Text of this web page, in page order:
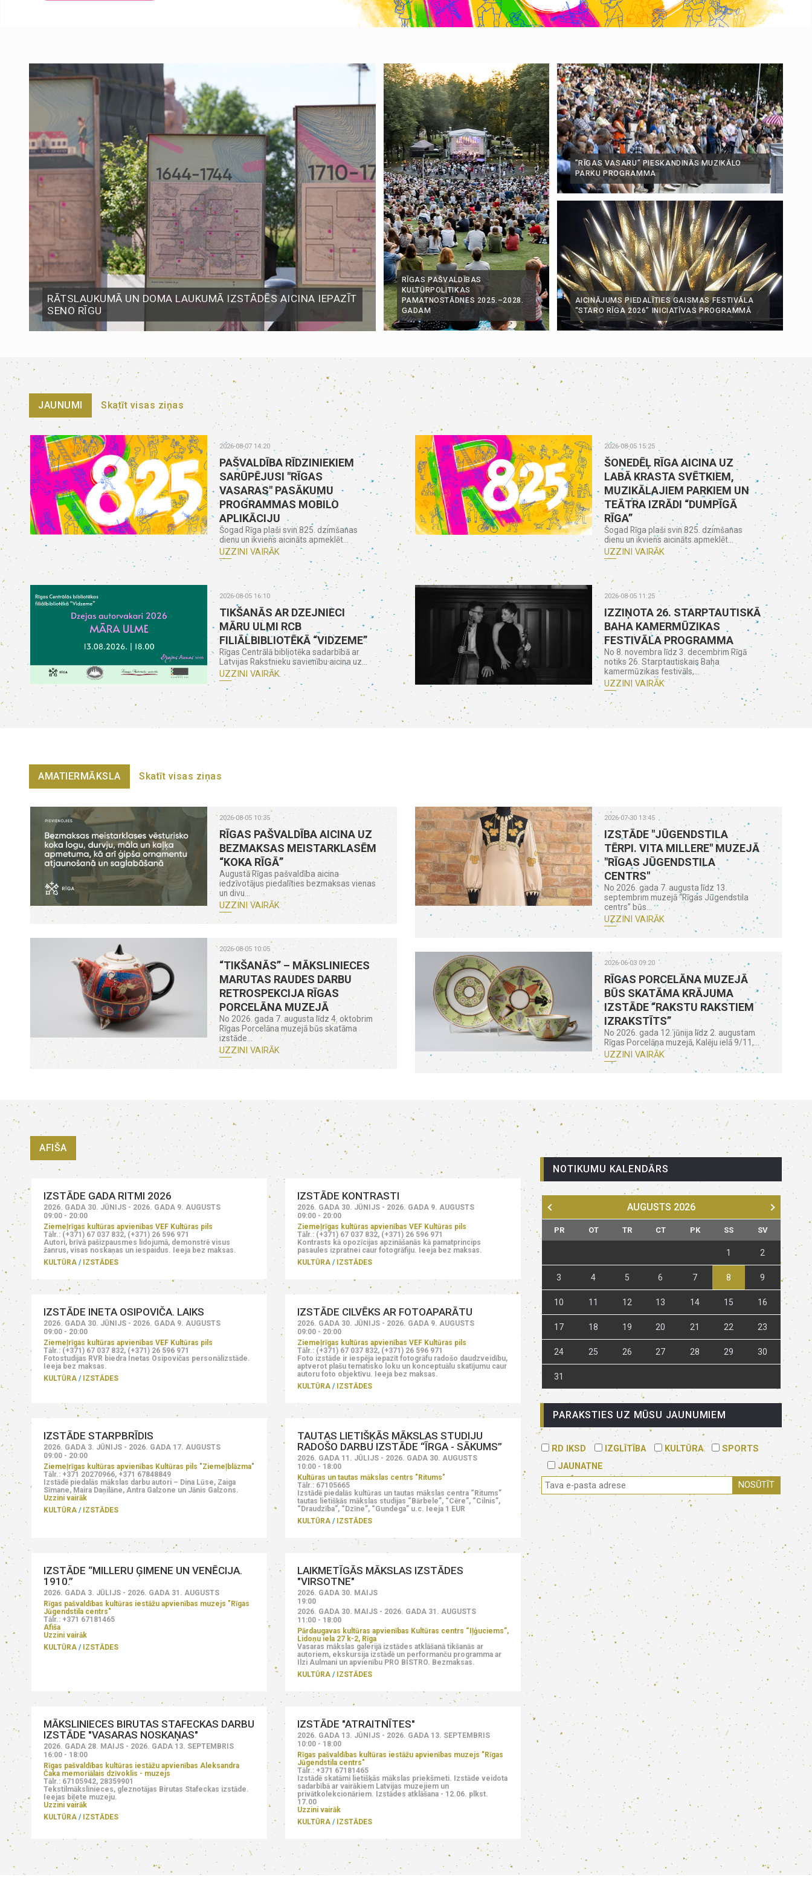
RĀTSLAUKUMĀ UN DOMA LAUKUMĀ IZSTĀDĒS AICINA IEPAZĪT
SENO RĪGU
RĪGAS PAŠVALDĪBAS
KULTŪRPOLITIKAS
PAMATNOSTĀDNES 2025.–2028.
GADAM
”RĪGAS VASARU” PIESKANDINĀS MUZIKĀLO
PARKU PROGRAMMA
AICINĀJUMS PIEDALĪTIES GAISMAS FESTIVĀLA
“STARO RĪGA 2026” INICIATĪVAS PROGRAMMĀ
JAUNUMI Skatīt visas ziņas
2026-08-07 14:20
PAŠVALDĪBA RĪDZINIEKIEM
SARŪPĒJUSI "RĪGAS
VASARAS" PASĀKUMU
PROGRAMMAS MOBILO
APLIKĀCIJU
Šogad Rīga plaši svin 825. dzimšanas
dienu un ikviens aicināts apmeklēt...
UZZINI VAIRĀK
2026-08-05 16:10
TIKŠANĀS AR DZEJNIECI
MĀRU ULMI RCB
FILIĀLBIBLIOTĒKĀ “VIDZEME”
Rīgas Centrālā bibliotēka sadarbībā ar
Latvijas Rakstnieku savienību aicina uz...
UZZINI VAIRĀK
2026-08-05 15:25
ŠONEDĒĻ RĪGA AICINA UZ
LABĀ KRASTA SVĒTKIEM,
MUZIKĀLAJIEM PARKIEM UN
TEĀTRA IZRĀDI “DUMPĪGĀ
RĪGA”
Šogad Rīga plaši svin 825. dzimšanas
dienu un ikviens aicināts apmeklēt...
UZZINI VAIRĀK
2026-08-05 11:25
IZZIŅOTA 26. STARPTAUTISKĀ
BAHA KAMERMŪZIKAS
FESTIVĀLA PROGRAMMA
No 8. novembra līdz 3. decembrim Rīgā
notiks 26. Starptautiskais Baha
kamermūzikas festivāls,...
UZZINI VAIRĀK
AMATIERMĀKSLA Skatīt visas ziņas
2026-08-05 10:35
RĪGAS PAŠVALDĪBA AICINA UZ
BEZMAKSAS MEISTARKLASĒM
“KOKA RĪGĀ”
Augustā Rīgas pašvaldība aicina
iedzīvotājus piedalīties bezmaksas vienas
un divu...
UZZINI VAIRĀK
2026-08-05 10:05
“TIKŠANĀS” – MĀKSLINIECES
MARUTAS RAUDES DARBU
RETROSPEKCIJA RĪGAS
PORCELĀNA MUZEJĀ
No 2026. gada 7. augusta līdz 4. oktobrim
Rīgas Porcelāna muzejā būs skatāma
izstāde...
UZZINI VAIRĀK
2026-07-30 13:45
IZSTĀDE "JŪGENDSTILA
TĒRPI. VITA MILLERE" MUZEJĀ
"RĪGAS JŪGENDSTILA
CENTRS"
No 2026. gada 7. augusta līdz 13.
septembrim muzejā “Rīgas Jūgendstila
centrs” būs...
UZZINI VAIRĀK
2026-06-03 09:20
RĪGAS PORCELĀNA MUZEJĀ
BŪS SKATĀMA KRĀJUMA
IZSTĀDE “RAKSTU RAKSTIEM
IZRAKSTĪTS”
No 2026. gada 12. jūnija līdz 2. augustam
Rīgas Porcelāna muzejā, Kalēju ielā 9/11,...
UZZINI VAIRĀK
AFIŠA
IZSTĀDE GADA RITMI 2026
2026. GADA 30. JŪNIJS - 2026. GADA 9. AUGUSTS
09:00 - 20:00
Ziemeļrīgas kultūras apvienības VEF Kultūras pils
Tālr.: (+371) 67 037 832, (+371) 26 596 971
Autori, brīvā pašizpausmes lidojumā, demonstrē visus
žanrus, visas noskaņas un iespaidus. Ieeja bez maksas.
KULTŪRA
IZSTĀDES
IZSTĀDE KONTRASTI
2026. GADA 30. JŪNIJS - 2026. GADA 9. AUGUSTS
09:00 - 20:00
Ziemeļrīgas kultūras apvienības VEF Kultūras pils
Tālr.: (+371) 67 037 832, (+371) 26 596 971
Kontrasts kā opozīcijas apzināšanās kā pamatprincips
pasaules izpratnei caur fotogrāfiju. Ieeja bez maksas.
KULTŪRA
IZSTĀDES
IZSTĀDE INETA OSIPOVIČA. LAIKS
2026. GADA 30. JŪNIJS - 2026. GADA 9. AUGUSTS
09:00 - 20:00
Ziemeļrīgas kultūras apvienības VEF Kultūras pils
Tālr.: (+371) 67 037 832, (+371) 26 596 971
Fotostudijas RVR biedra Inetas Osipovičas personālizstāde.
Ieeja bez maksas.
KULTŪRA
IZSTĀDES
IZSTĀDE CILVĒKS AR FOTOAPARĀTU
2026. GADA 30. JŪNIJS - 2026. GADA 9. AUGUSTS
09:00 - 20:00
Ziemeļrīgas kultūras apvienības VEF Kultūras pils
Tālr.: (+371) 67 037 832, (+371) 26 596 971
Foto izstāde ir iespēja iepazīt fotogrāfu radošo daudzveidību,
aptverot plašu tematisko loku un konceptuālu skatījumu caur
autoru foto objektīvu. Ieeja bez maksas.
KULTŪRA
IZSTĀDES
IZSTĀDE STARPBRĪDIS
2026. GADA 3. JŪNIJS - 2026. GADA 17. AUGUSTS
09:00 - 20:00
Ziemeļrīgas kultūras apvienības Kultūras pils "Ziemeļblāzma"
Tālr.: +371 20270966, +371 67848849
Izstādē piedalās mākslas darbu autori – Dina Lūse, Zaiga
Sīmane, Maira Daņilāne, Antra Galzone un Jānis Galzons.
Uzzini vairāk
KULTŪRA
IZSTĀDES
TAUTAS LIETIŠĶĀS MĀKSLAS STUDIJU
RADOŠO DARBU IZSTĀDE “ĪRGA - SĀKUMS”
2026. GADA 11. JŪLIJS - 2026. GADA 30. AUGUSTS
10:00 - 18:00
Kultūras un tautas mākslas centrs "Ritums"
Tālr.: 67105665
Izstādē piedalās kultūras un tautas mākslas centra “Ritums”
tautas lietišķās mākslas studijas “Bārbele”, “Cēre”, “Cilnis”,
“Draudzība”, “Dzīne”, “Gundega” u.c. Ieeja 1 EUR
KULTŪRA
IZSTĀDES
IZSTĀDE “MILLERU ĢIMENE UN VENĒCIJA.
1910.”
2026. GADA 3. JŪLIJS - 2026. GADA 31. AUGUSTS
Rīgas pašvaldības kultūras iestāžu apvienības muzejs "Rīgas
Jūgendstila centrs"
Tālr.: +371 67181465
Afiša
Uzzini vairāk
KULTŪRA
IZSTĀDES
LAIKMETĪGĀS MĀKSLAS IZSTĀDES
"VIRSOTNE"
2026. GADA 30. MAIJS
19:00
2026. GADA 30. MAIJS - 2026. GADA 31. AUGUSTS
11:00 - 18:00
Pārdaugavas kultūras apvienības Kultūras centrs “Iļģuciems”,
Lidoņu iela 27 k-2, Rīga
Vasaras mākslas galerijā izstādes atklāšanā tikšanās ar
autoriem, ekskursija izstādē un performanču programma ar
Ilzi Aulmani un apvienību PRO BISTRO. Bezmaksas.
KULTŪRA
IZSTĀDES
MĀKSLINIECES BIRUTAS STAFECKAS DARBU
IZSTĀDE "VASARAS NOSKAŅAS"
2026. GADA 28. MAIJS - 2026. GADA 13. SEPTEMBRIS
16:00 - 18:00
Rīgas pašvaldības kultūras iestāžu apvienības Aleksandra
Čaka memoriālais dzīvoklis - muzejs
Tālr.: 67105942, 28359901
Tekstilmākslinieces, gleznotājas Birutas Stafeckas izstāde.
Ieejas biļete muzeju.
Uzzini vairāk
KULTŪRA
IZSTĀDES
IZSTĀDE "ATRAITNĪTES"
2026. GADA 13. JŪNIJS - 2026. GADA 13. SEPTEMBRIS
10:00 - 18:00
Rīgas pašvaldības kultūras iestāžu apvienības muzejs "Rīgas
Jūgendstila centrs"
Tālr.: +371 67181465
Izstādē skatāmi lietišķās mākslas priekšmeti. Izstāde veidota
sadarbībā ar vairākiem Latvijas muzejiem un
privātkolekcionāriem. Izstādes atklāšana - 12.06. plkst.
17.00
Uzzini vairāk
KULTŪRA
IZSTĀDES
NOTIKUMU KALENDĀRS
AUGUSTS 2026
PR OT TR CT PK SS SV
1 2
3 4 5 6 7 8 9
10 11 12 13 14 15 16
17 18 19 20 21 22 23
24 25 26 27 28 29 30
31
PARAKSTIES UZ MŪSU JAUNUMIEM
RD IKSD IZGLĪTĪBA KULTŪRA
SPORTS
JAUNATNE
NOSŪTĪT